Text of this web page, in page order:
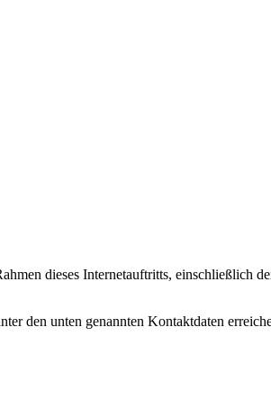
dieses Internetauftritts, einschließlich
den unten genannten Kontaktdaten